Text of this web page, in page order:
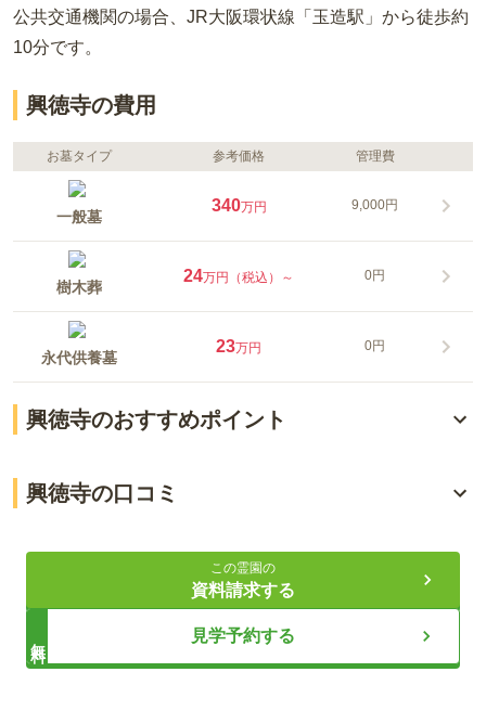
公共交通機関の場合 、JR大阪環状線「玉造駅」から徒歩約
10分です。
興徳寺の費用
お墓タイプ 参考価格 管理費
一般墓
340万円 9,000円
樹木葬
24万円（税込）～ 0円
永代供養墓
23万円 0円
興徳寺のおすすめポイント
2駅から歩いて行ける立地にある霊園
駐車場を完備
ライフドット編集部
興徳寺の口コミ
50代・男性
大阪市内のほぼ中心部に位置しているので、あらゆる方面か
らの交通手段が選択でき、申し分なく便利である。
この霊園の
資料請求する
見学予約する